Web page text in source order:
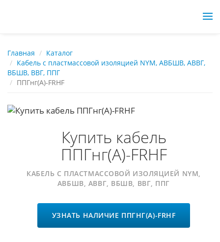
Перейти
основному
содержанию
Главная
Каталог
Кабель с пластмассовой изоляцией NYM, АВБШВ, АВВГ,
ВБШВ, ВВГ, ППГ
ППГнг(А)-FRHF
Купить кабель
ППГнг(А)-FRHF
КАБЕЛЬ С ПЛАСТМАССОВОЙ ИЗОЛЯЦИЕЙ NYM,
АВБШВ, АВВГ, ВБШВ, ВВГ, ППГ
УЗНАТЬ НАЛИЧИЕ ППГНГ(А)-FRHF